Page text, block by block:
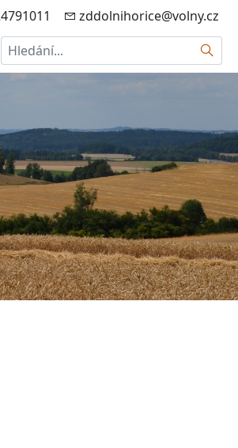
zddolnihorice@volny.cz
Hledat